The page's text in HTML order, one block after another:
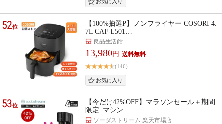
52位
【100%抽選P】ノンフライヤー COSORI 4.
7L CAF-L501…
良品生活館
13,980円
(146)
53位
【今だけ42%OFF】マラソンセール＋期間
限定_マシン…
ソーダストリーム 楽天市場店